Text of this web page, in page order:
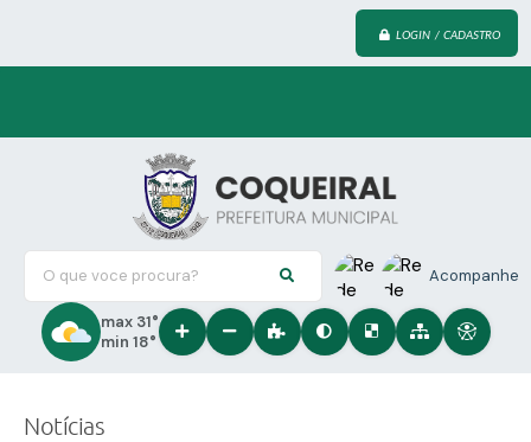
LOGIN / CADASTRO
O que voce procura? Acompanhe
max 31°
min 18°
Notícias